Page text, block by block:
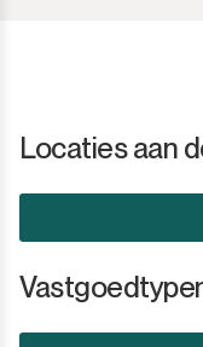
Locaties aan